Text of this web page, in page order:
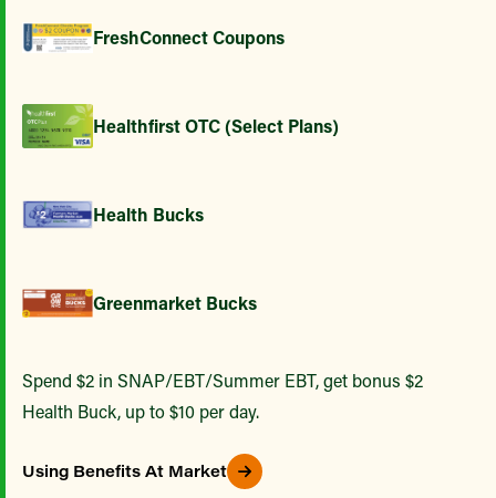
FreshConnect Coupons
Healthfirst OTC (Select Plans)
Health Bucks
Greenmarket Bucks
Spend $2 in SNAP/EBT/Summer EBT, get bonus $2
Health Buck, up to $10 per day.
Using Benefits At Market